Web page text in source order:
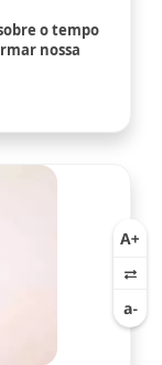
o tempo
nossa